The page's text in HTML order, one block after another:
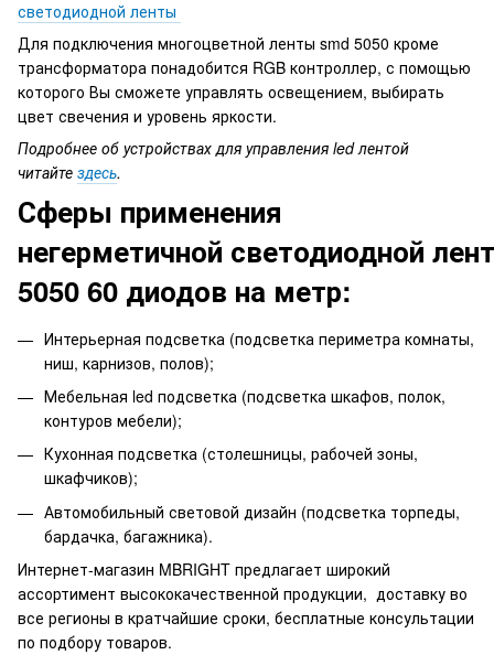
светодиодной ленты
Для подключения многоцветной ленты smd 5050 кроме
трансформатора понадобится RGB контроллер, с помощью
которого Вы сможете управлять освещением, выбирать
цвет свечения и уровень яркости.
Подробнее об устройствах для управления led лентой
читайте здесь.
Сферы применения
негерметичной светодиодной
5050 60 диодов на метр:
Интерьерная подсветка (подсветка периметра комнаты,
ниш, карнизов, полов);
Мебельная led подсветка (подсветка шкафов, полок,
контуров мебели);
Кухонная подсветка (столешницы, рабочей зоны,
шкафчиков);
Автомобильный световой дизайн (подсветка торпеды,
бардачка, багажника).
Интернет-магазин MBRIGHT предлагает широкий
ассортимент высококачественной продукции, доставку во
все регионы в кратчайшие сроки, бесплатные консультации
по подбору товаров.